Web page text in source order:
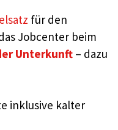
für den
Jobcenter beim
Unterkunft – dazu
inklusive kalter